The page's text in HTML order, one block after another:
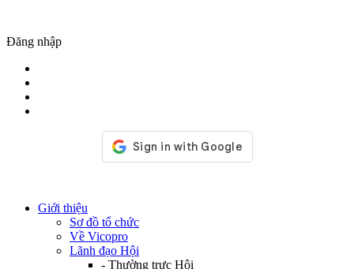
Đăng nhập
Giới thiệu
Sơ đồ tổ chức
Về Vicopro
Lãnh đạo Hội
- Thường trực Hội